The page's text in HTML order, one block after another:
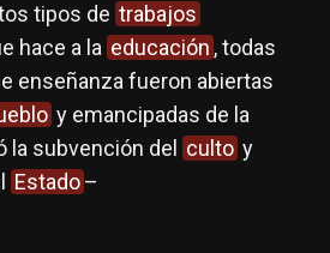
tipos de trabajos
hace a la educación , todas
enseñanza fueron abiertas
y emancipadas de la
la subvención del culto y
Estado –